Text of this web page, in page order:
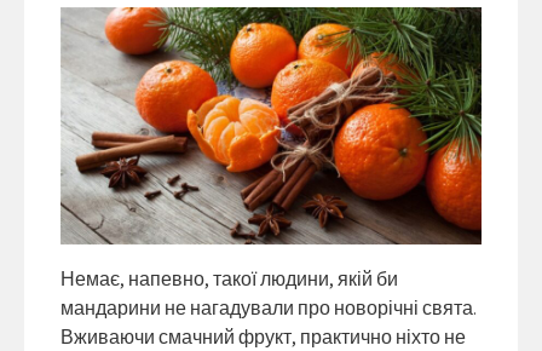
Немає, напевно, такої людини, якій би
мандарини не нагадували про новорічні свята.
Вживаючи смачний фрукт, практично ніхто не